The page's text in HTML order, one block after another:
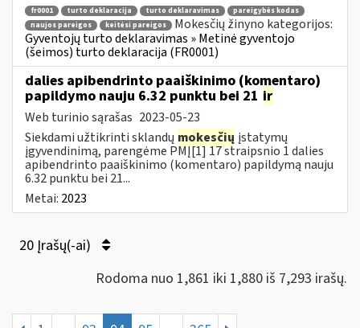
fr0001 turto deklaracija turto deklaravimas
pareigybės kodas
naujos pareigos
keitėsi pareigos
Mokesčių žinyno kategorijos:
Gyventojų turto deklaravimas » Metinė gyventojo
(šeimos) turto deklaracija (FR0001)
dalies apibendrinto paaiškinimo (komentaro)
papildymo nauju 6.32 punktu bei 21 ir
Web turinio sąrašas 2023-05-23
Siekdami užtikrinti sklandų mokesčių įstatymų
įgyvendinimą, parengėme PMĮ[1] 17 straipsnio 1 dalies
apibendrinto paaiškinimo (komentaro) papildymą nauju
6.32 punktu bei 21...
Metai: 2023
20 Įrašų(-ai)
Rodoma nuo 1,861 iki 1,880 iš 7,293 irašų.